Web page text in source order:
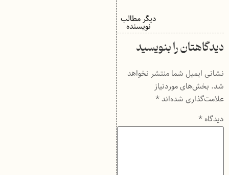
دیگر مطالب
نویسنده
دیدگاهتان را بنویسید
نشانی ایمیل شما منتشر نخواهد
شد. بخش‌های موردنیاز
علامت‌گذاری شده‌اند*
دیدگاه*